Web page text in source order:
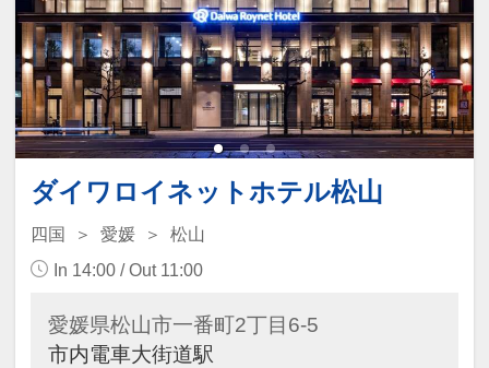
ダイワロイネットホテル松山
四国 愛媛
松山
In 14:00 / Out 11:00
愛媛県松山市一番町2丁目6-5
市内電車大街道駅